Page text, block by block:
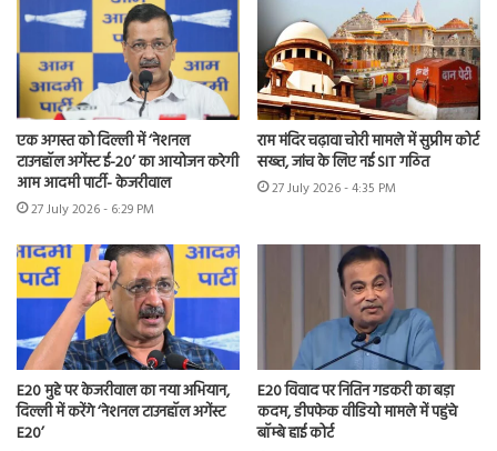
एक अगस्त को दिल्ली में ‘नेशनल
टाउनहॉल अगेंस्ट ई-20’ का आयोजन करेगी
आम आदमी पार्टी- केजरीवाल
27 July 2026 - 6:29 PM
राम मंदिर चढ़ावा चोरी मामले में सुप्रीम कोर्ट
सख्त, जांच के लिए नई SIT गठित
27 July 2026 - 4:35 PM
E20 मुद्दे पर केजरीवाल का नया अभियान,
दिल्ली में करेंगे ‘नेशनल टाउनहॉल अगेंस्ट
E20’
E20 विवाद पर नितिन गडकरी का बड़ा
कदम, डीपफेक वीडियो मामले में पहुंचे
बॉम्बे हाई कोर्ट